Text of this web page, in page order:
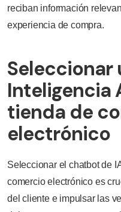
reciban información
experiencia de compra.
Seleccionar
Inteligencia
tienda de
electrónico
Seleccionar el chatbot de
comercio electrónico es
del cliente e impulsar las